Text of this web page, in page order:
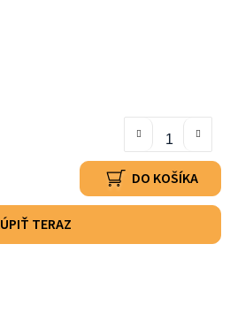
DO KOŠÍKA
TERAZ